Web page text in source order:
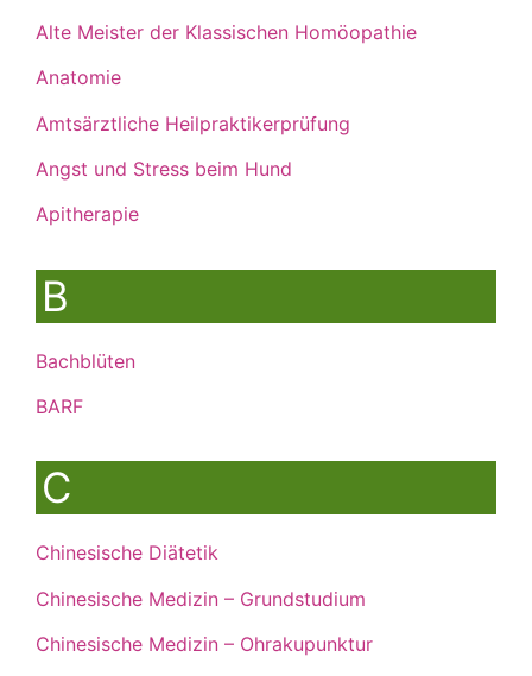
Alte Meister der Klassischen Homöopathie
Anatomie
Amtsärztliche Heilpraktikerprüfung
Angst und Stress beim Hund
Apitherapie
B
Bachblüten
BARF
C
Chinesische Diätetik
Chinesische Medizin – Grundstudium
Chinesische Medizin – Ohrakupunktur